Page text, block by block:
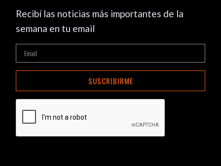
Recibí las noticias más importantes de la
semana en tu email
SUSCRIBIRME